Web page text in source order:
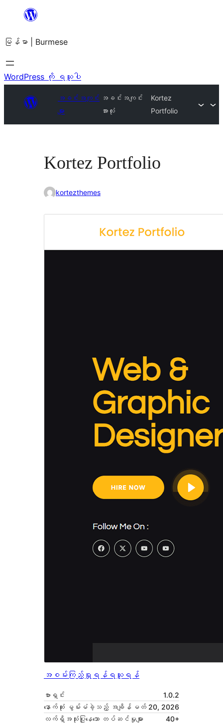
အကြောင်းအရာ
ကျော်သွား
ရန်
မြန်မာ | Burmese
WordPress ကို ရယူပါ
အခင်းအကျင်း
များ
အခင်းအကျင်း
အားလုံး
Kortez
Portfolio
Kortez Portfolio
kortezthemes
အစမ်းကြည့်ရှုရန် ရယူရန်
ဗားရှင်း
1.0.2
နောက်ဆုံး မွမ်းမံခဲ့သည့် အချိန် မတ် 20, 2026
လက်ရှိအသုံးပြုနေသော တပ်ဆင်မှုများ
40+